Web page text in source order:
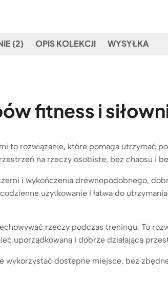
(2) OPIS KOLEKCJI WYSYŁKA
fitness i
to rozwiązanie, które pomaga utrzymać
na rzeczy osobiste, bez chaosu i
i wykończenia drewnopodobnego,
użytkowanie i łatwa do
rzeczy podczas treningu. To
uporządkowaną i dobrze działającą
wykorzystać dostępne miejsce, bez